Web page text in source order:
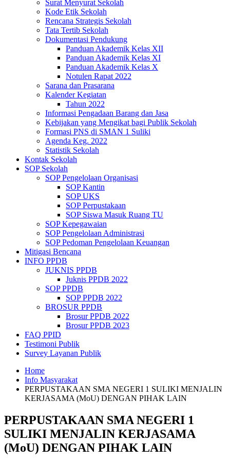
Surat Menyurat Sekolah
Kode Etik Sekolah
Rencana Strategis Sekolah
Tata Tertib Sekolah
Dokumentasi Pendukung
Panduan Akademik Kelas XII
Panduan Akademik Kelas XI
Panduan Akademik Kelas X
Notulen Rapat 2022
Sarana dan Prasarana
Kalender Kegiatan
Tahun 2022
Informasi Pengadaan Barang dan Jasa
Kebijakan yang Mengikat bagi Publik Sekolah
Formasi PNS di SMAN 1 Suliki
Agenda Keg. 2022
Statistik Sekolah
Kontak Sekolah
SOP Sekolah
SOP Pengelolaan Organisasi
SOP Kantin
SOP UKS
SOP Perpustakaan
SOP Siswa Masuk Ruang TU
SOP Kepegawaian
SOP Pengelolaan Administrasi
SOP Pedoman Pengelolaan Keuangan
Mitigasi Bencana
INFO PPDB
JUKNIS PPDB
Juknis PPDB 2022
SOP PPDB
SOP PPDB 2022
BROSUR PPDB
Brosur PPDB 2022
Brosur PPDB 2023
FAQ PPID
Testimoni Publik
Survey Layanan Publik
Home
Info Masyarakat
PERPUSTAKAAN SMA NEGERI 1 SULIKI MENJALIN
KERJASAMA (MoU) DENGAN PIHAK LAIN
PERPUSTAKAAN SMA NEGERI 1
SULIKI MENJALIN KERJASAMA
(MoU) DENGAN PIHAK LAIN